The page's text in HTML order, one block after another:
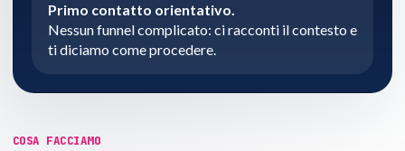
Primo contatto orientativo.
Nessun funnel complicato: ci racconti il contesto e
ti diciamo come procedere.
COSA FACCIAMO